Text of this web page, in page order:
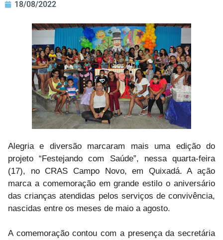
18/08/2022
Alegria e diversão marcaram mais uma edição do
projeto “Festejando com Saúde”, nessa quarta-feira
(17), no CRAS Campo Novo, em Quixadá. A ação
marca a comemoração em grande estilo o aniversário
das crianças atendidas pelos serviços de convivência,
nascidas entre os meses de maio a agosto.
A comemoração contou com a presença da secretária